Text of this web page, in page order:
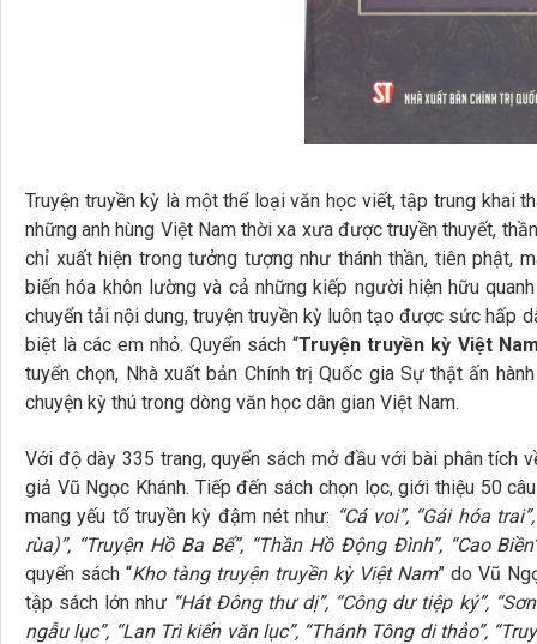
Truyện truyền kỳ là một thể loại văn học viết, tập trung khai
những anh hùng Việt Nam thời xa xưa được truyền thuyết,
chỉ xuất hiện trong tưởng tượng như thánh thần, tiên phật,
biến hóa khôn lường và cả những kiếp người hiện hữu
chuyển tải nội dung, truyện truyền kỳ luôn tạo được sức hấp
biệt là các em nhỏ. Quyển sách “Truyện truyền kỳ Việt
tuyển chọn, Nhà xuất bản Chính trị Quốc gia Sự thật ấn
chuyện kỳ thú trong dòng văn học dân gian Việt Nam.
Với độ dày 335 trang, quyển sách mở đầu với bài phân tích
giả Vũ Ngọc Khánh. Tiếp đến sách chọn lọc, giới thiệu 50
mang yếu tố truyền kỳ đậm nét như: “Cá voi”, “Gái hóa
rùa)”, “Truyện Hồ Ba Bể”, “Thần Hồ Động Đình”, “Cao
quyển sách “Kho tàng truyện truyền kỳ Việt Nam” do Vũ
tập sách lớn như “Hát Đông thư dị”, “Công dư tiệp ký”,
ngẫu lục”, “Lan Trì kiến văn lục”, “Thánh Tông di thảo”,